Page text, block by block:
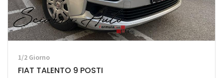
1/2 Giorno
FIAT TALENTO 9 POSTI